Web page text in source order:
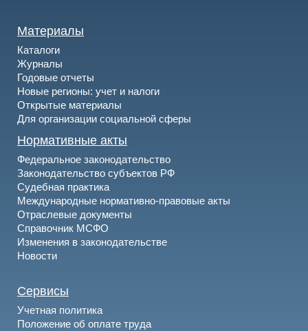
Материалы
Каталоги
Журналы
Годовые отчеты
Новые регионы: учет и налоги
Открытые материалы
Для организации социальной сферы
Нормативные акты
Федеральное законодательство
Законодательство субъектов РФ
Судебная практика
Международные нормативно-правовые акты
Отраслевые документы
Справочник МСФО
Изменения в законодательстве
Новости
Сервисы
Учетная политика
Положение об оплате труда